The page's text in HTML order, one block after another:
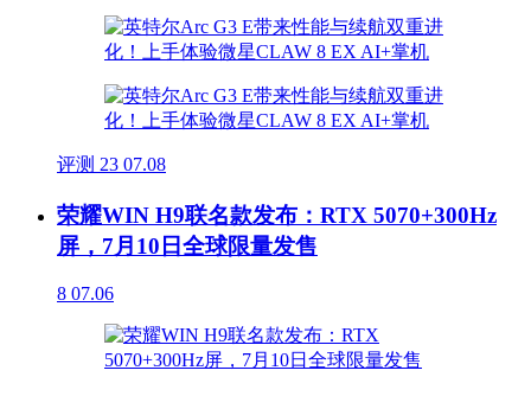
评测 23 07.08
荣耀WIN H9联名款发布：RTX 5070+300Hz
屏，7月10日全球限量发售
8 07.06